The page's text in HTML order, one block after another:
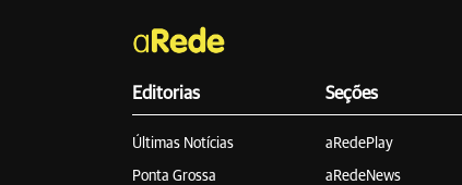
Editorias
Últimas Notícias
Ponta Grossa
Seções
aRedePlay
aRedeNews